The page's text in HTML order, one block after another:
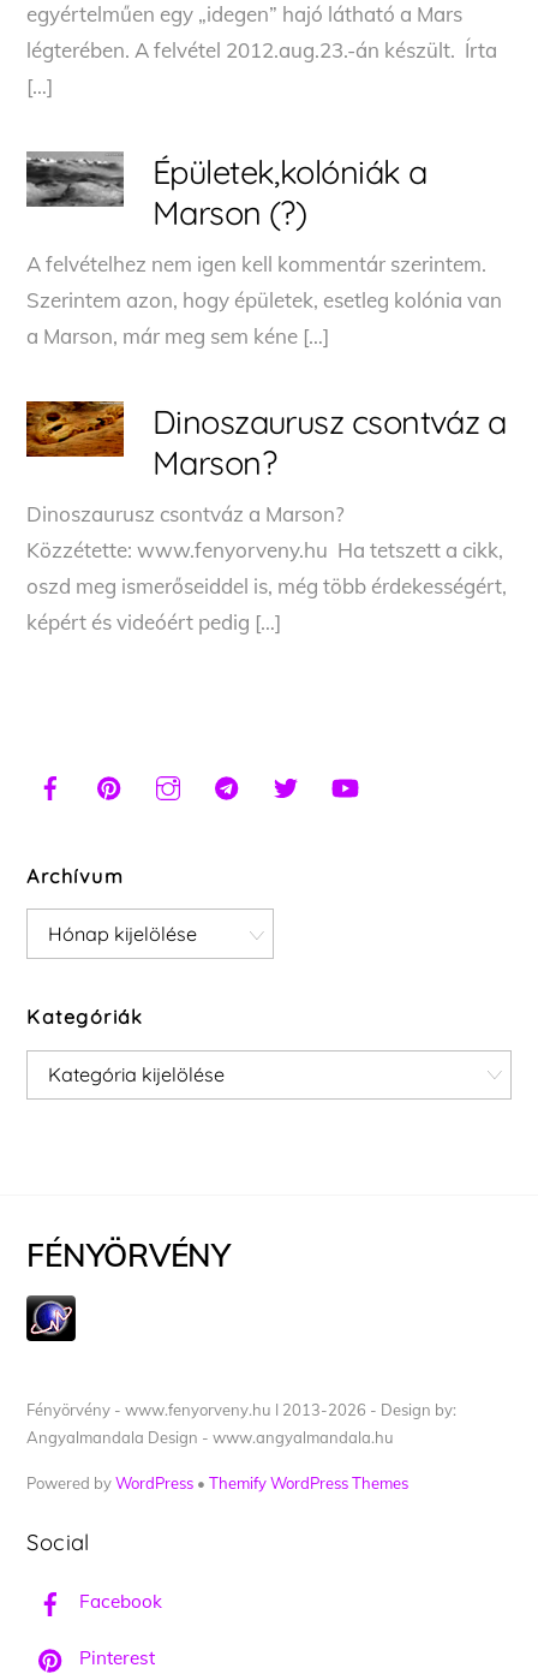
egyértelműen egy „idegen” hajó látható a Mars
légterében. A felvétel 2012.aug.23.-án készült. Írta
[…]
Épületek,kolóniák a
Marson (?)
A felvételhez nem igen kell kommentár szerintem.
Szerintem azon, hogy épületek, esetleg kolónia van
a Marson, már meg sem kéne […]
Dinoszaurusz csontváz a
Marson?
Dinoszaurusz csontváz a Marson?
Közzétette: www.fenyorveny.hu Ha tetszett a cikk,
oszd meg ismerőseiddel is, még több érdekességért,
képért és videóért pedig […]
Archívum
Archívum
Kategóriák
Kategóriák
FÉNYÖRVÉNY
Fényörvény - www.fenyorveny.hu I 2013-2026 - Design by:
Angyalmandala Design - www.angyalmandala.hu
Powered byWordPress •Themify WordPress Themes
Social
Facebook
Pinterest